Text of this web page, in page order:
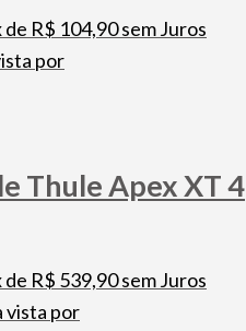
de R$ 104,90sem Juros
por
Thule Apex XT 4
de R$ 539,90sem Juros
vista por